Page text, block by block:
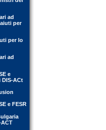
ad
per
per lo
ad
e
DIS-ACt
e FESR